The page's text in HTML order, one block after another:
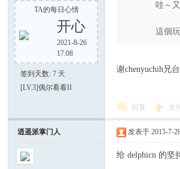
TA的每日心情
开心
2021-8-26
17:08
签到天数: 7 天
[LV.3]偶尔看看II
哇～
這個
谢chenyuchih兄
回复 支
逍遥派掌门人 发表于 2015-7-
给 delphicn 的坚